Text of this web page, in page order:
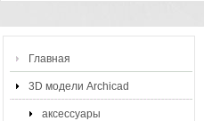
Главная
3D модели Archicad
аксессуары